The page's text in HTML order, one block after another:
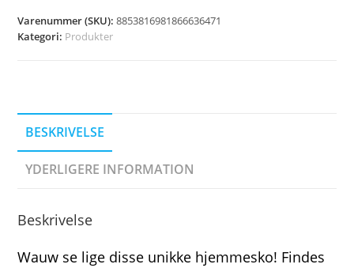
Varenummer (SKU):8853816981866636471
Kategori: Produkter
BESKRIVELSE
YDERLIGERE INFORMATION
Beskrivelse
Wauw se lige disse unikke hjemmesko! Findes